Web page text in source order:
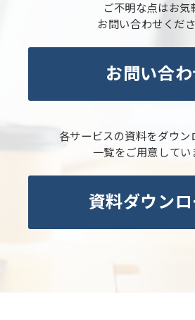
ご不明な点はお気
お問い合わせくださ
お問い合
各サービスの資料をダウン
一覧をご用意してい
資料ダウン